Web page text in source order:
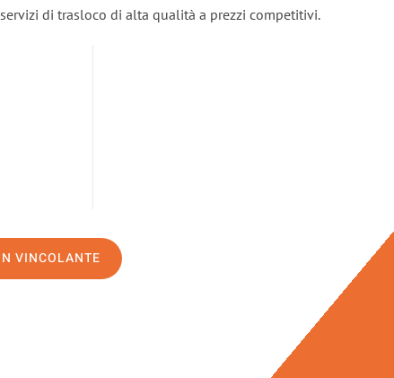
di trasloco di alta qualità a prezzi competitivi.
VINCOLANTE